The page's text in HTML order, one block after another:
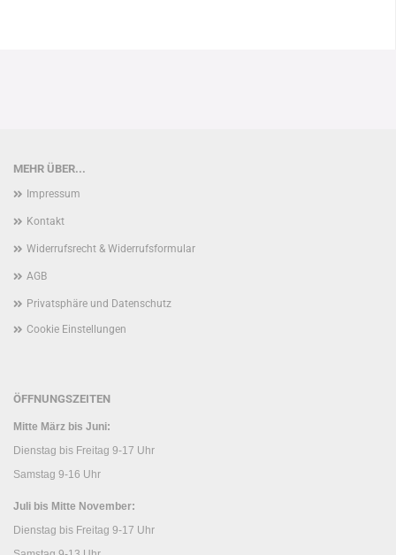
MEHR ÜBER...
Impressum
Kontakt
Widerrufsrecht & Widerrufsformular
AGB
Privatsphäre und Datenschutz
Cookie Einstellungen
ÖFFNUNGSZEITEN
Mitte März bis Juni:
Dienstag bis Freitag 9-17 Uhr
Samstag 9-16 Uhr
Juli bis Mitte November:
Dienstag bis Freitag 9-17 Uhr